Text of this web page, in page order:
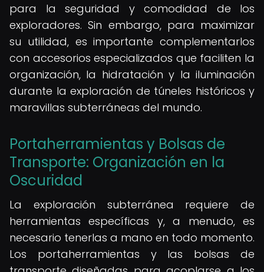
para la seguridad y comodidad de los
exploradores. Sin embargo, para maximizar
su utilidad, es importante complementarlos
con accesorios especializados que faciliten la
organización, la hidratación y la iluminación
durante la exploración de túneles históricos y
maravillas subterráneas del mundo.
Portaherramientas y Bolsas de
Transporte: Organización en la
Oscuridad
La exploración subterránea requiere de
herramientas específicas y, a menudo, es
necesario tenerlas a mano en todo momento.
Los portaherramientas y las bolsas de